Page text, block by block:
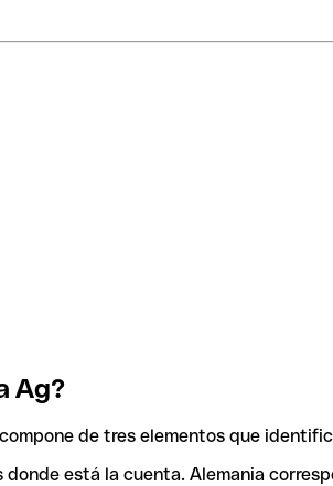
Ag?
de tres elementos que
está la cuenta. Alemania